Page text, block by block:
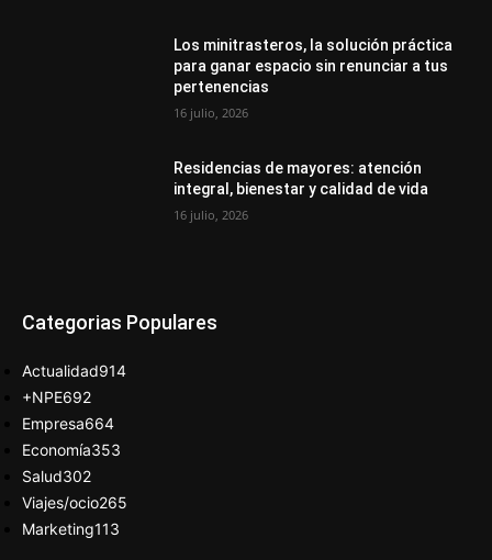
Los minitrasteros, la solución práctica
para ganar espacio sin renunciar a tus
pertenencias
16 julio, 2026
Residencias de mayores: atención
integral, bienestar y calidad de vida
16 julio, 2026
Categorias Populares
Actualidad914
+NPE692
Empresa664
Economía353
Salud302
Viajes/ocio265
Marketing113